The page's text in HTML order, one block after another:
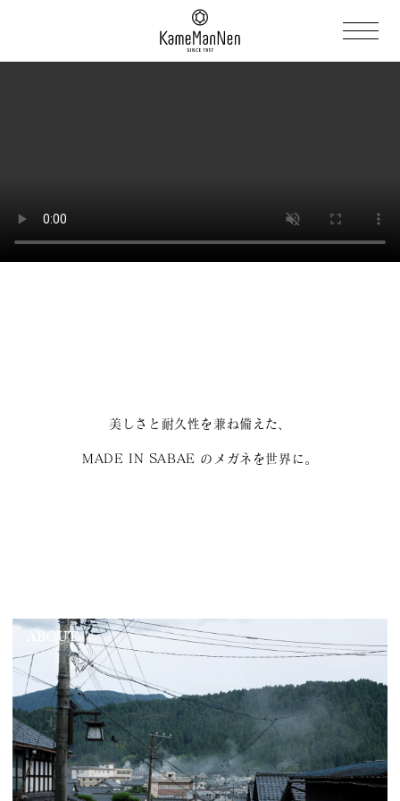
美しさと耐久性を兼ね備えた、
MADE IN SABAE のメガネを世界に。
ABOUT